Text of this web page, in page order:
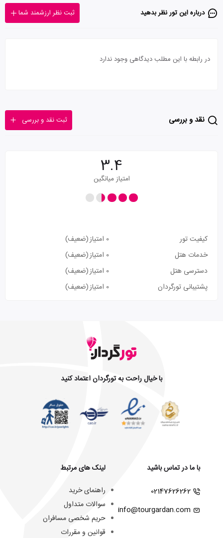
درباره این تور‌ نظر بدهید ثبت نظر ارزشمند شما
در رابطه با این مطلب دیدگاهی وجود ندارد
نقد و بررسی ثبت نقد و بررسی
3.4
امتیاز میانگین
کیفیت تور 0 امتیاز
(ضعیف)
خدمات هتل
0 امتیاز
(ضعیف)
دسترسی هتل
0 امتیاز
(ضعیف)
پشتیبانی تورگردان
0 امتیاز (ضعیف)
با خیال راحت به تورگردان اعتماد کنید
با ما در تماس باشید
02147626262
info@tourgardan.com
لینک های مرتبط
راهنمای خرید
سوالات متداول
حریم شخصی مسافران
قوانین و مقررات